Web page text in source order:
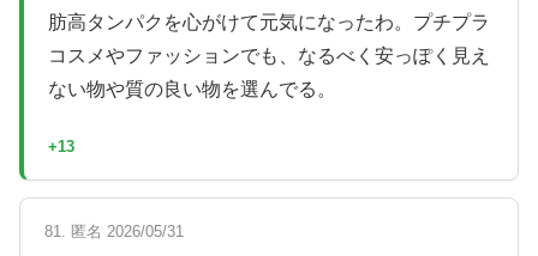
肪高タンパクを心がけて元気になったわ。プチプラ
コスメやファッションでも、なるべく安っぽく見え
ない物や質の良い物を選んでる。
+13
81. 匿名 2026/05/31